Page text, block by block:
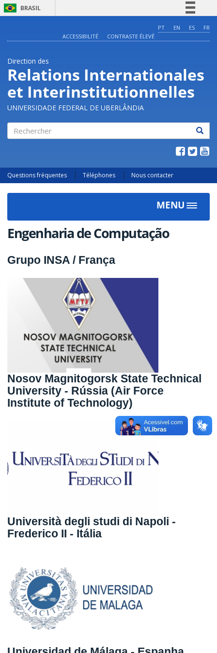
BRASIL
Comunica BR
Acesso à informação
Legislação
Canais
PT EN ES
FR
ACCESSIBILITÉ
CONTRASTE ÉLEVÉ
Direction des
Relations Internationales
et Interinstitutionnelles
UNIVERSIDADE FEDERAL DE UBERLÂNDIA
Questions fréquentes Téléphones Nous contacter
MENU
Toggle
Engenharia de Computação
Grupo INSA / França
Nosov Magnitogorsk State Technical
University - Rússia (Air Force
Institute of Technology)
Università degli studi di Napoli -
Frederico II - Itália